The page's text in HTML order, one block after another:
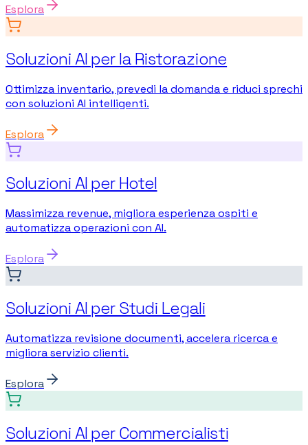
Esplora
Soluzioni AI per la Ristorazione
Ottimizza inventario, prevedi la domanda e riduci sprechi
con soluzioni AI intelligenti.
Esplora
Soluzioni AI per Hotel
Massimizza revenue, migliora esperienza ospiti e
automatizza operazioni con AI.
Esplora
Soluzioni AI per Studi Legali
Automatizza revisione documenti, accelera ricerca e
migliora servizio clienti.
Esplora
Soluzioni AI per Commercialisti